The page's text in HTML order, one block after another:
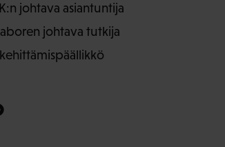
johtava asiantuntija
johtava tutkija